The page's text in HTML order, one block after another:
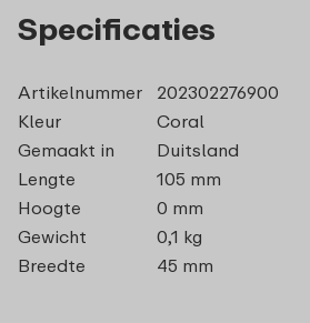
Specificaties
Artikelnummer
202302276900
Kleur
Coral
Gemaakt in
Duitsland
Lengte
105 mm
Hoogte
0 mm
Gewicht
0,1 kg
Breedte
45 mm